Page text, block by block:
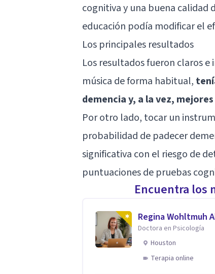
cognitiva y una buena calidad
educación podía modificar el
Los principales resultados
Los resultados fueron claros
música de forma habitual,
demencia y, a la vez,
Por otro lado, tocar un
probabilidad de padecer
significativa con el riesgo de
puntuaciones de pruebas
Encuentra los
Regina Wohltmuh
Doctora en Psicología
Houston
Terapia online